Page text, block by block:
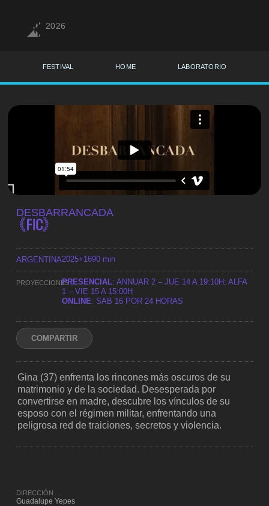
2026
FESTIVAL HOME LABORATORIO
DESBARRANCADA
ARGENTINA2025+1690 min
PROYECCIONESPRESENCIAL: ANNUAR 2 – JUE 14 A 19:10H; ALFA
1 – VIE 15 A 15:00H
ONLINE: SAB 16 POR 24 HORAS
COMPARTIR
Gina (37) enfrenta los rincones más oscuros de su
matrimonio y de la sociedad. Desesperada por
convertirse en madre, descubre los vínculos de su
esposo con el régimen militar, enfrentando una
peligrosa red de traiciones, secretos y violencia.
DIRECCIÓN
Guadalupe Yepes